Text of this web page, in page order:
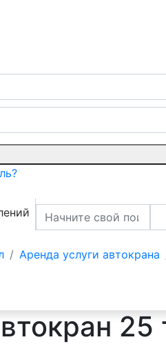
Аренда услуги автокрана
25